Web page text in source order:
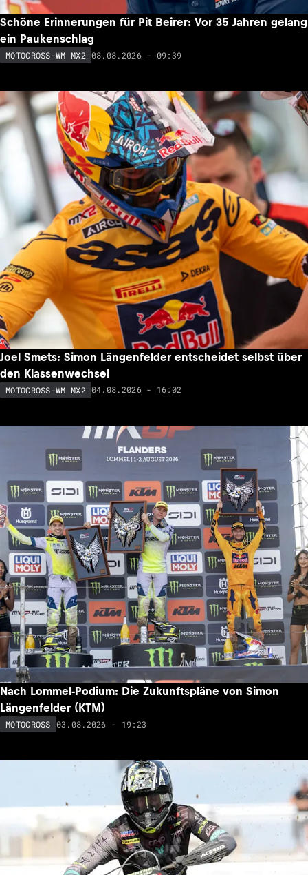
Schöne Erinnerungen für Pit Beirer: Vor 35 Jahren gelang
ein Paukenschlag
MOTOCROSS-WM MX2 08.08.2026 - 09:39
Joel Smets: Simon Längenfelder entscheidet selbst über
den Klassenwechsel
MOTOCROSS-WM MX2 04.08.2026 - 16:02
Nach Lommel-Podium: Die Zukunftspläne von Simon
Längenfelder (KTM)
MOTOCROSS 03.08.2026 - 19:23